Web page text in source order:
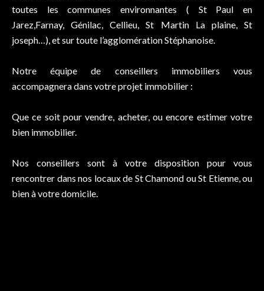
toutes les communes environnantes ( St Paul en
Jarez,Farnay, Génilac, Cellieu, St Martin La plaine, St
joseph…), et sur toute l’agglomération Stéphanoise.
Notre équipe de conseillers immobiliers vous
accompagnera dans votre projet immobilier :
Que ce soit pour vendre, acheter, ou encore estimer votre
bien immobilier.
Nos conseillers sont à votre disposition pour vous
rencontrer dans nos locaux de St Chamond ou St Etienne, ou
bien à votre domicile.